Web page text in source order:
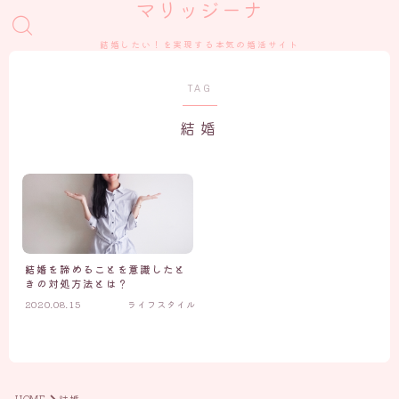
マリッジーナ
結婚したい！を実現する本気の婚活サイト
TAG
結婚
結婚を諦めることを意識したと
きの対処方法とは？
2020.08.15 ライフスタイル